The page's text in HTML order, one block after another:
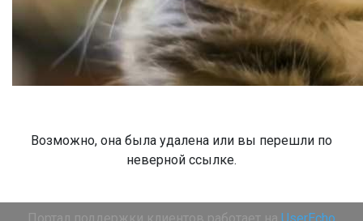
Возможно, она была удалена или вы перешли по
неверной ссылке.